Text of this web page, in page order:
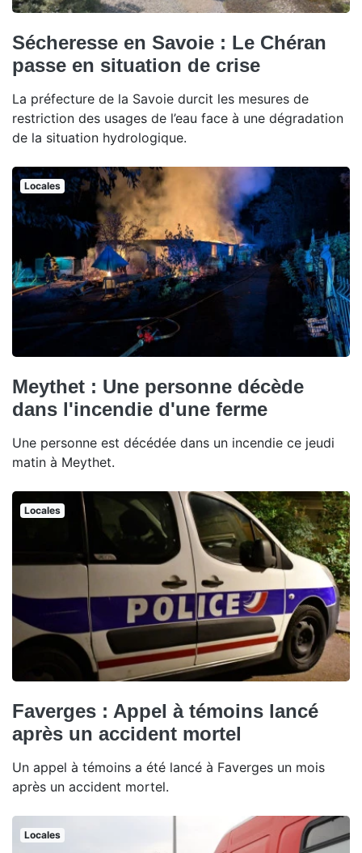
Sécheresse en Savoie : Le Chéran
passe en situation de crise
La préfecture de la Savoie durcit les mesures de
restriction des usages de l’eau face à une dégradation
de la situation hydrologique.
Locales
Meythet : Une personne décède
dans l'incendie d'une ferme
Une personne est décédée dans un incendie ce jeudi
matin à Meythet.
Locales
Faverges : Appel à témoins lancé
après un accident mortel
Un appel à témoins a été lancé à Faverges un mois
après un accident mortel.
Locales